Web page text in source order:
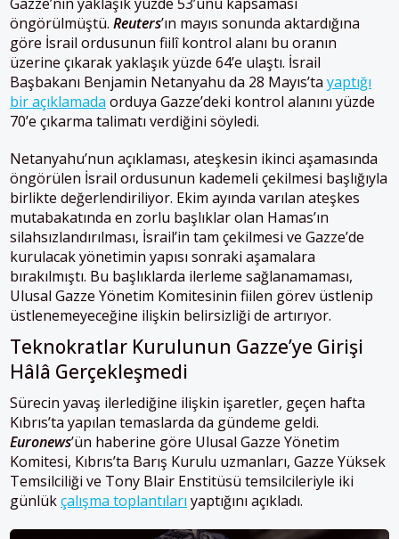
öngörülmüştü. Reuters’ın mayıs sonunda aktardığına
göre İsrail ordusunun fiilî kontrol alanı bu oranın
üzerine çıkarak yaklaşık yüzde 64’e ulaştı. İsrail
Başbakanı Benjamin Netanyahu da 28 Mayıs’ta yaptığı
bir açıklamada orduya Gazze’deki kontrol alanını yüzde
70’e çıkarma talimatı verdiğini söyledi.
Netanyahu’nun açıklaması, ateşkesin ikinci aşamasında
öngörülen İsrail ordusunun kademeli çekilmesi başlığıyla
birlikte değerlendiriliyor. Ekim ayında varılan ateşkes
mutabakatında en zorlu başlıklar olan Hamas’ın
silahsızlandırılması, İsrail’in tam çekilmesi ve Gazze’de
kurulacak yönetimin yapısı sonraki aşamalara
bırakılmıştı. Bu başlıklarda ilerleme sağlanamaması,
Ulusal Gazze Yönetim Komitesinin fiilen görev üstlenip
üstlenemeyeceğine ilişkin belirsizliği de artırıyor.
Teknokratlar Kurulunun Gazze’ye Girişi
Hâlâ Gerçekleşmedi
Sürecin yavaş ilerlediğine ilişkin işaretler, geçen hafta
Kıbrıs’ta yapılan temaslarda da gündeme geldi.
Euronews’ün haberine göre Ulusal Gazze Yönetim
Komitesi, Kıbrıs’ta Barış Kurulu uzmanları, Gazze Yüksek
Temsilciliği ve Tony Blair Enstitüsü temsilcileriyle iki
günlükçalışma toplantıları yaptığını açıkladı.